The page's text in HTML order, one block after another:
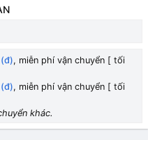
, miễn phí vận chuyển [ tối
, miễn phí vận chuyển [ tối
khác.